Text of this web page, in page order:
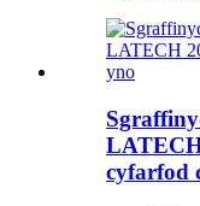
cyfarfod